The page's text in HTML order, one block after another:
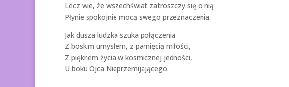
Lecz wie, że wszechświat zatroszczy się o nią
Płynie spokojnie mocą swego przeznaczenia.
Jak dusza ludzka szuka połączenia
Z boskim umysłem, z pamięcią miłości,
Z pięknem życia w kosmicznej jedności,
U boku Ojca Nieprzemijającego.